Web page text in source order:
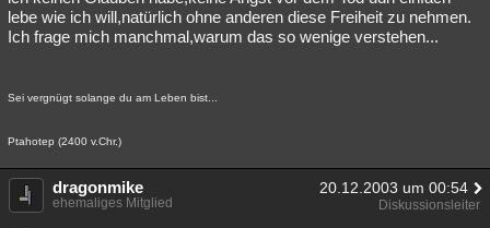
lebe wie ich will,natürlich ohne anderen diese Freiheit zu nehmen.
Ich frage mich manchmal,warum das so wenige verstehen...
Sei vergnügt solange du am Leben bist...
Ptahotep (2400 v.Chr.)
dragonmike 20.12.2003 um 00:54
ehemaliges Mitglied Diskussionsleiter